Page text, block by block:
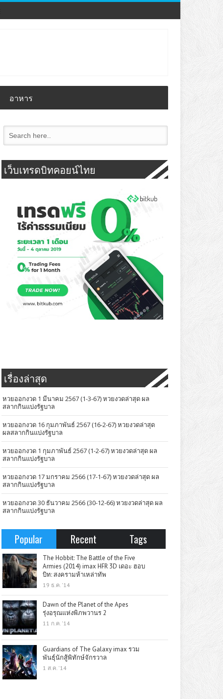
อาหาร
เว็บเทรดบิทคอยน์ไทย
เรื่องล่าสุด
หวยออกงวด 1 มีนาคม 2567 (1-3-67) หวยงวดล่าสุด ผล
สลากกินแบ่งรัฐบาล
หวยออกงวด 16 กุมภาพันธ์ 2567 (16-2-67) หวยงวดล่าสุด
ผลสลากกินแบ่งรัฐบาล
หวยออกงวด 1 กุมภาพันธ์ 2567 (1-2-67) หวยงวดล่าสุด ผล
สลากกินแบ่งรัฐบาล
หวยออกงวด 17 มกราคม 2566 (17-1-67) หวยงวดล่าสุด ผล
สลากกินแบ่งรัฐบาล
หวยออกงวด 30 ธันวาคม 2566 (30-12-66) หวยงวดล่าสุด ผล
สลากกินแบ่งรัฐบาล
Popular Recent Tags
The Hobbit: The Battle of the Five
Armies (2014) imax HFR 3D เดอะ ฮอบ
บิท: สงครามห้าเหล่าทัพ
19 ธ.ค. '14
Dawn of the Planet of the Apes
รุ่งอรุณแห่งพิภพวานร 2
11 ก.ค. '14
Guardians of The Galaxy imax รวม
พันธุ์นักสู้พิทักษ์จักรวาล
1 ส.ค. '14